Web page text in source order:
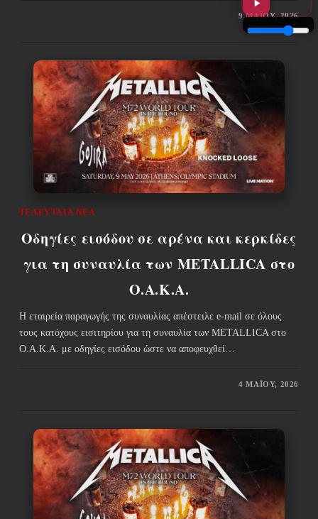
9 ΜΑΪ́ΟΥ, 2026
ΤΕΛΕΥΤΑΊΑ ΝΈΑ
Οδηγίες εισόδου σε αρένα και κερκίδες
για τη συναυλία των METALLICA στο
Ο.Α.Κ.Α.
Η εταιρεία παραγωγής της συναυλίας απέστειλε e-mail σε όλους
τους κατόχους εισιτηρίου για τη συναυλία των METALLICA στο
Ο.Α.Κ.Α. με οδηγίες εισόδου ώστε να αποφευχθεί…
4 ΜΑΪ́ΟΥ, 2026